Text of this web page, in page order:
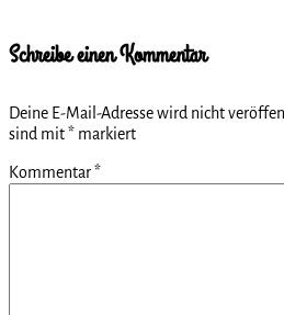
Schreibe einen Kommentar
Deine E-Mail-Adresse wird nicht
sind mit* markiert
Kommentar*